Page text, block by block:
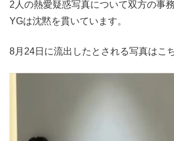
2人の熱愛疑惑写真について双方の事
YGは沈黙を貫いています。
8月24日に流出したとされる写真はこ